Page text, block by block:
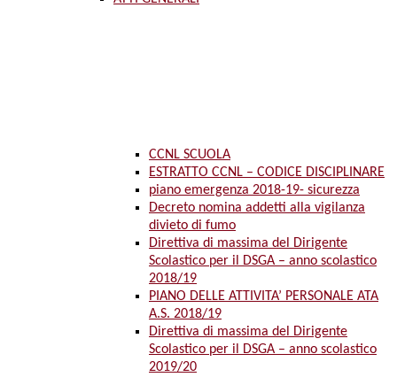
CCNL SCUOLA
ESTRATTO CCNL – CODICE DISCIPLINARE
piano emergenza 2018-19- sicurezza
Decreto nomina addetti alla vigilanza
divieto di fumo
Direttiva di massima del Dirigente
Scolastico per il DSGA – anno scolastico
2018/19
PIANO DELLE ATTIVITA’ PERSONALE ATA
A.S. 2018/19
Direttiva di massima del Dirigente
Scolastico per il DSGA – anno scolastico
2019/20